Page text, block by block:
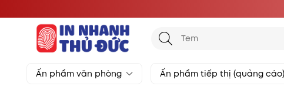
Ấn phẩm văn phòng Ấn phẩm tiếp thị (quảng cáo)